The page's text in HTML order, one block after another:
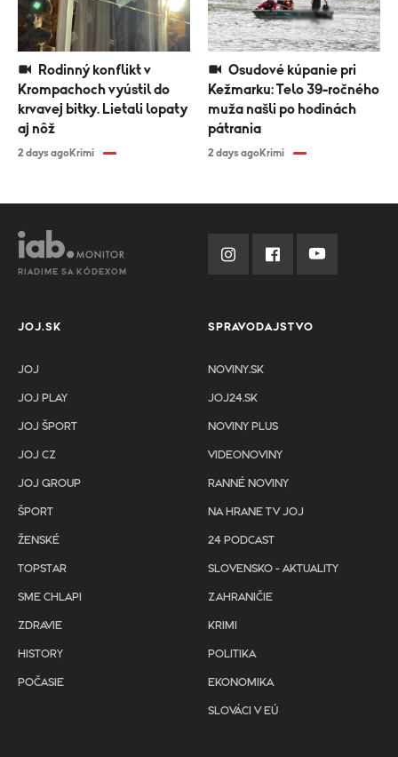
Krompachoch vyústil do
krvavej bitky. Lietali lopaty
aj nôž
2 days agoKrimi
Kežmarku: Telo 39-ročného
muža našli po hodinách
pátrania
2 days agoKrimi
RIADIME SA KÓDEXOM
JOJ.SK
JOJ
JOJ PLAY
JOJ ŠPORT
JOJ CZ
JOJ GROUP
ŠPORT
ŽENSKÉ
TOPSTAR
SME CHLAPI
ZDRAVIE
HISTORY
POČASIE
SPRAVODAJSTVO
NOVINY.SK
JOJ24.SK
NOVINY PLUS
VIDEONOVINY
RANNÉ NOVINY
NA HRANE TV JOJ
24 PODCAST
SLOVENSKO - AKTUALITY
ZAHRANIČIE
KRIMI
POLITIKA
EKONOMIKA
SLOVÁCI V EÚ